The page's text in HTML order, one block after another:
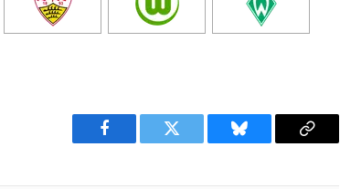
Facebook Twitter Bluesky
Copy